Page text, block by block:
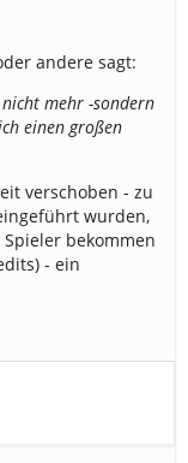
andere sagt:
mehr -sondern
einen großen
verschoben - zu
wurden,
bekommen
- ein